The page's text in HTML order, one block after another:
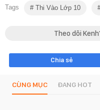
Tags Thi Vào Lớp 10
Theo dõi
Chia sẻ
CÙNG MỤC ĐANG HOT